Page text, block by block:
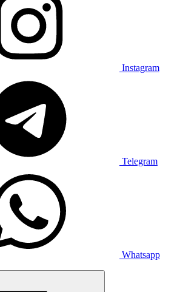
Instagram
Telegram
Whatsapp